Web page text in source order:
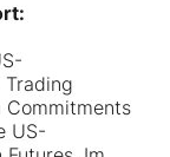
Commitments
US-